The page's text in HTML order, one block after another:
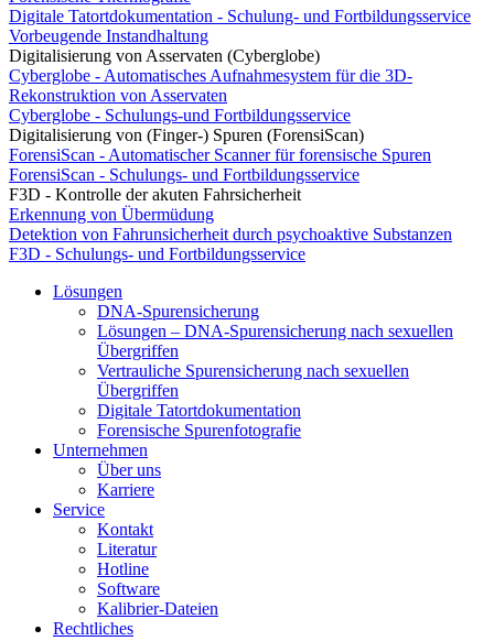
Digitale Tatortdokumentation - Schulung- und Fortbildungsservice
Vorbeugende Instandhaltung
Digitalisierung von Asservaten (Cyberglobe)
Cyberglobe - Automatisches Aufnahmesystem für die 3D-
Rekonstruktion von Asservaten
Cyberglobe - Schulungs-und Fortbildungsservice
Digitalisierung von (Finger-) Spuren (ForensiScan)
ForensiScan - Automatischer Scanner für forensische Spuren
ForensiScan - Schulungs- und Fortbildungsservice
F3D - Kontrolle der akuten Fahrsicherheit
Erkennung von Übermüdung
Detektion von Fahrunsicherheit durch psychoaktive Substanzen
F3D - Schulungs- und Fortbildungsservice
Lösungen
DNA-Spurensicherung
Lösungen – DNA-Spurensicherung nach sexuellen
Übergriffen
Vertrauliche Spurensicherung nach sexuellen
Übergriffen
Digitale Tatortdokumentation
Forensische Spurenfotografie
Unternehmen
Über uns
Karriere
Service
Kontakt
Literatur
Hotline
Software
Kalibrier-Dateien
Rechtliches